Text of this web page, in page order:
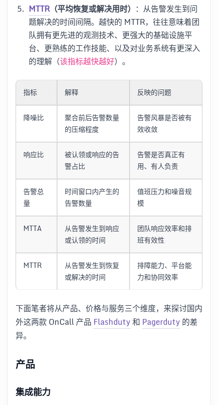
MTTR（平均恢复或解决用时） ：从告警发生到问
题解决的时间间隔。越快的 MTTR，往往意味着团
队拥有更先进的观测技术、更强大的基础设施平
台、更熟练的工作技能、以及对业务系统有更深入
的理解（该指标越快越好）。
指标 解释 反映的问题
降噪比
聚合前后告警数量
的压缩程度
告警风暴是否被有
效收敛
响应比
被认领或响应的告
警占比
告警是否真正有
用、有人负责
告警总
量
时间窗口内产生的
告警数量
值班压力和噪音规
模
MTTA
从告警发生到响应
或认领的时间
团队响应效率和排
班有效性
MTTR
从告警发生到恢复
或解决的时间
排障能力、平台能
力和协同效率
下面笔者将从产品、价格与服务三个维度，来探讨国内
外这两款 OnCall 产品 Flashduty和 Pagerduty 的差
异。
产品
集成能力